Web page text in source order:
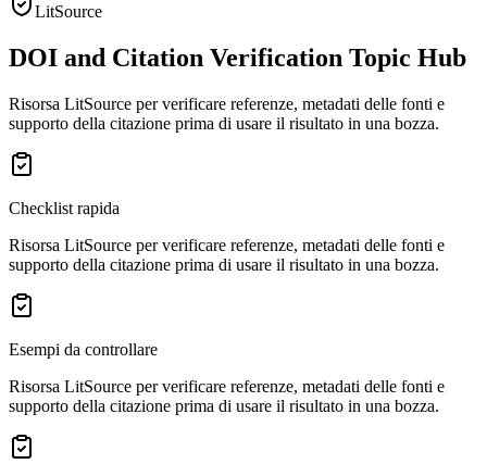
LitSource
DOI and Citation Verification Topic Hub
Risorsa LitSource per verificare referenze, metadati delle fonti e
supporto della citazione prima di usare il risultato in una bozza.
Checklist rapida
Risorsa LitSource per verificare referenze, metadati delle fonti e
supporto della citazione prima di usare il risultato in una bozza.
Esempi da controllare
Risorsa LitSource per verificare referenze, metadati delle fonti e
supporto della citazione prima di usare il risultato in una bozza.